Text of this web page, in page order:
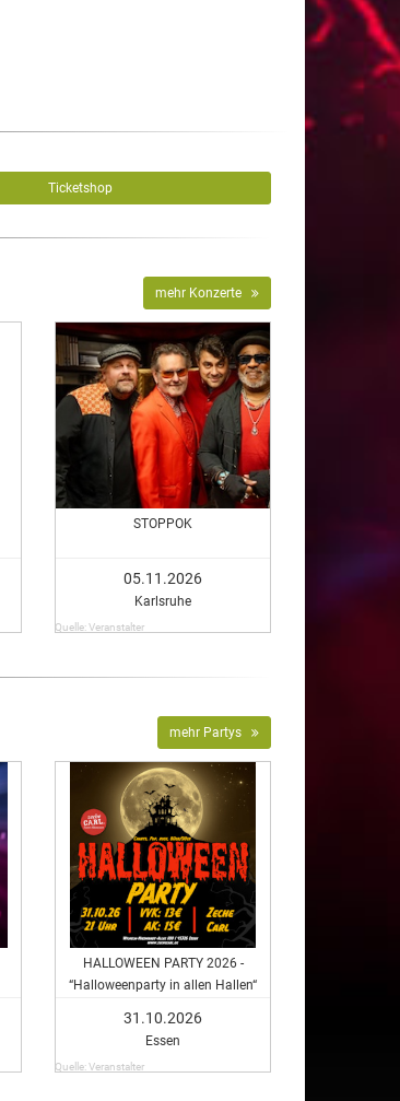
Ticketshop
mehr Konzerte
STOPPOK
05.11.2026
Karlsruhe
Quelle: Veranstalter
mehr Partys
HALLOWEEN PARTY 2026 -
“Halloweenparty in allen Hallen“
31.10.2026
Essen
Quelle: Veranstalter